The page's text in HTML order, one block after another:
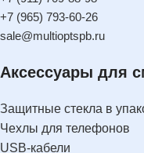
+7 (965) 793-60-26
sale@multioptspb.ru
Аксессуары для
Защитные стекла в
Чехлы для телефонов
USB-кабели